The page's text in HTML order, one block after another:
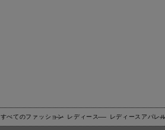
すべてのファッション レディース レディースアパレ